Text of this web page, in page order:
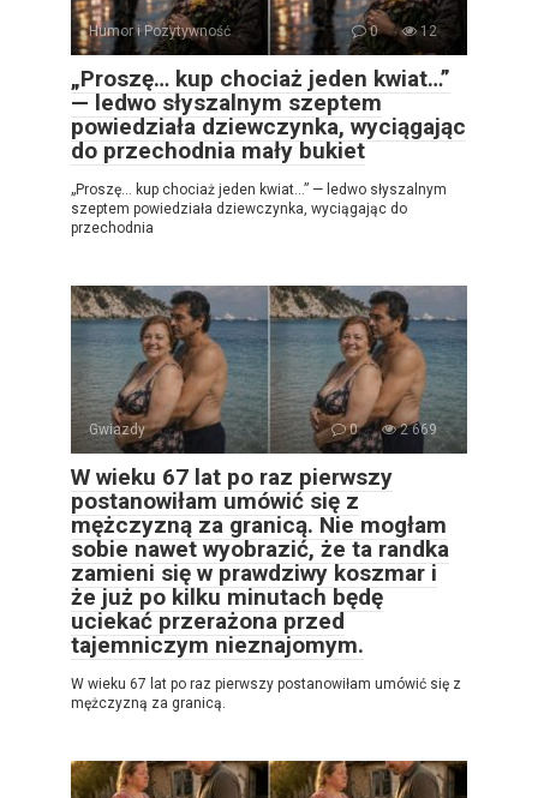
Humor i Pozytywność 0 12
„Proszę… kup chociaż jeden kwiat…”
— ledwo słyszalnym szeptem
powiedziała dziewczynka, wyciągając
do przechodnia mały bukiet
„Proszę… kup chociaż jeden kwiat…” — ledwo słyszalnym
szeptem powiedziała dziewczynka, wyciągając do
przechodnia
Gwiazdy 0 2 669
W wieku 67 lat po raz pierwszy
postanowiłam umówić się z
mężczyzną za granicą. Nie mogłam
sobie nawet wyobrazić, że ta randka
zamieni się w prawdziwy koszmar i
że już po kilku minutach będę
uciekać przerażona przed
tajemniczym nieznajomym.
W wieku 67 lat po raz pierwszy postanowiłam umówić się z
mężczyzną za granicą.